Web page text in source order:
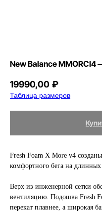
New Balance
19990,00 ₽
Таблица размеров
Fresh Foam X More v4
комфортного бега на
Верх из инженерной сетки
вентиляцию. Подошва Fresh
перекат плавнее, а широкая